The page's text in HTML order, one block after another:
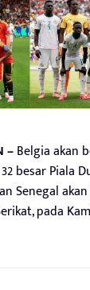
–Belgia akan
besar Piala
Senegal
pada